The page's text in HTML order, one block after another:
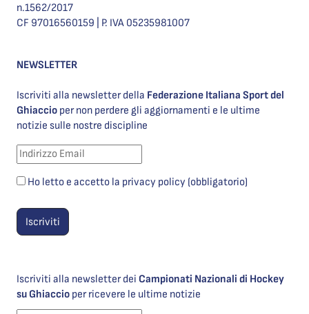
n.1562/2017
CF 97016560159 | P. IVA 05235981007
NEWSLETTER
Iscriviti alla newsletter della Federazione Italiana Sport del
Ghiaccio per non perdere gli aggiornamenti e le ultime
notizie sulle nostre discipline
Ho letto e accetto la privacy policy (obbligatorio)
Iscriviti alla newsletter dei Campionati Nazionali di Hockey
su Ghiaccio per ricevere le ultime notizie